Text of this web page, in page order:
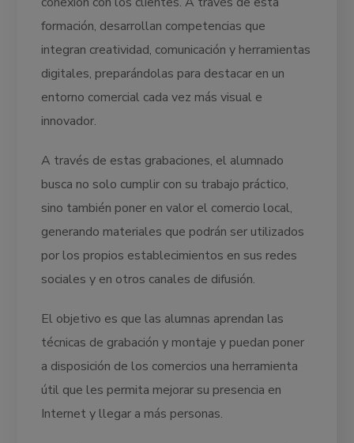
formación, desarrollan competencias que
integran creatividad, comunicación y herramientas
digitales, preparándolas para destacar en un
entorno comercial cada vez más visual e
innovador.
A través de estas grabaciones, el alumnado
busca no solo cumplir con su trabajo práctico,
sino también poner en valor el comercio local,
generando materiales que podrán ser utilizados
por los propios establecimientos en sus redes
sociales y en otros canales de difusión.
El objetivo es que las alumnas aprendan las
técnicas de grabación y montaje y puedan poner
a disposición de los comercios una herramienta
útil que les permita mejorar su presencia en
Internet y llegar a más personas.